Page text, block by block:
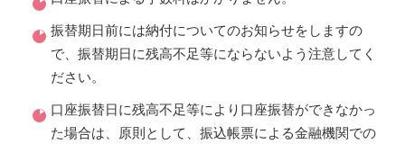
振替期日前には納付についてのお知らせをしますの
で、振替期日に残高不足等にならないよう注意してく
ださい。
口座振替日に残高不足等により口座振替ができなかっ
た場合は、原則として、振込帳票による金融機関での